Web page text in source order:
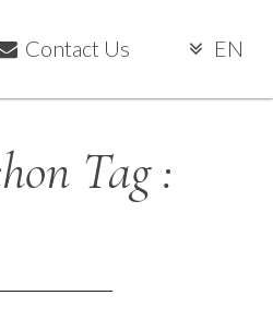
Tag :
Contact Us EN